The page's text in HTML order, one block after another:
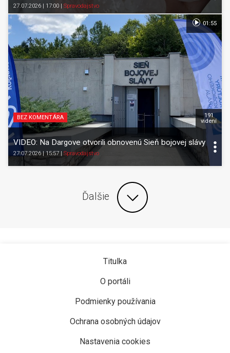
27.07.2026 | 17:00 | Spravodajstvo
BEZ KOMENTÁRA
VIDEO: Na Dargove otvorili obnovenú Sieň bojovej slávy
27.07.2026 | 15:57 | Spravodajstvo
191
videní
01:55
Ďalšie
Titulka
O portáli
Podmienky používania
Ochrana osobných údajov
Nastavenia cookies